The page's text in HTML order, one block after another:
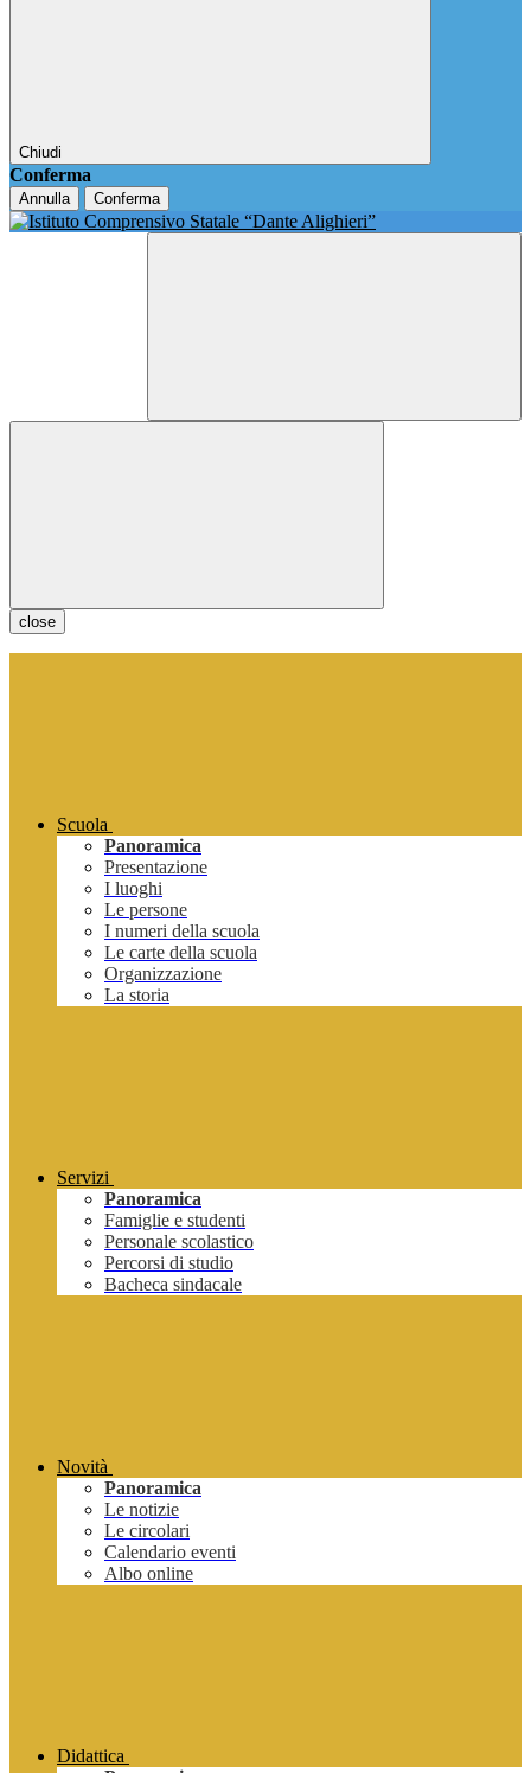
Chiudi
Conferma
Annulla Conferma
close
Scuola
Panoramica
Presentazione
I luoghi
Le persone
I numeri della scuola
Le carte della scuola
Organizzazione
La storia
Servizi
Panoramica
Famiglie e studenti
Personale scolastico
Percorsi di studio
Bacheca sindacale
Novità
Panoramica
Le notizie
Le circolari
Calendario eventi
Albo online
Didattica